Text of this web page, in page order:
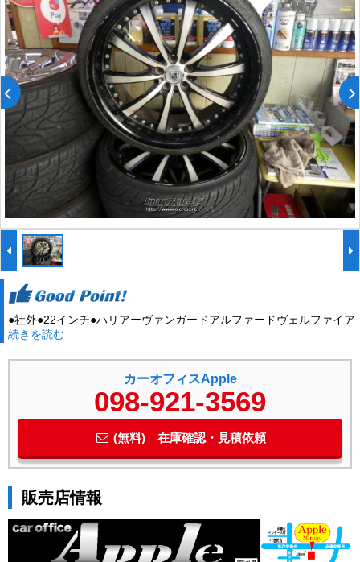
●社外●22インチ●ハリアーヴァンガードアルファードヴェルファイア
続きを読む
カーオフィスApple
098-921-3569
(無料) 在庫確認・見積依頼
販売店情報